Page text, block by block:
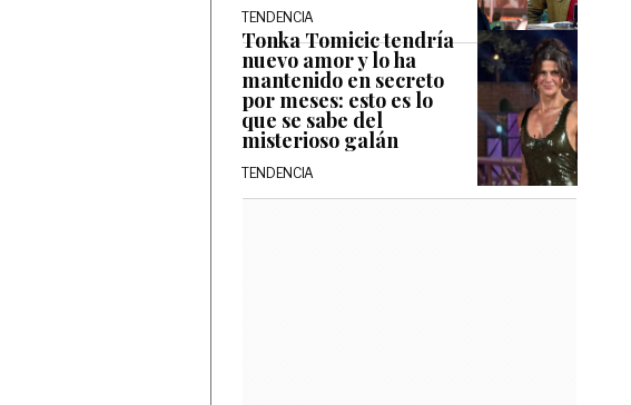
TENDENCIA
Tonka Tomicic tendría
nuevo amor y lo ha
mantenido en secreto
por meses: esto es lo
que se sabe del
misterioso galán
TENDENCIA